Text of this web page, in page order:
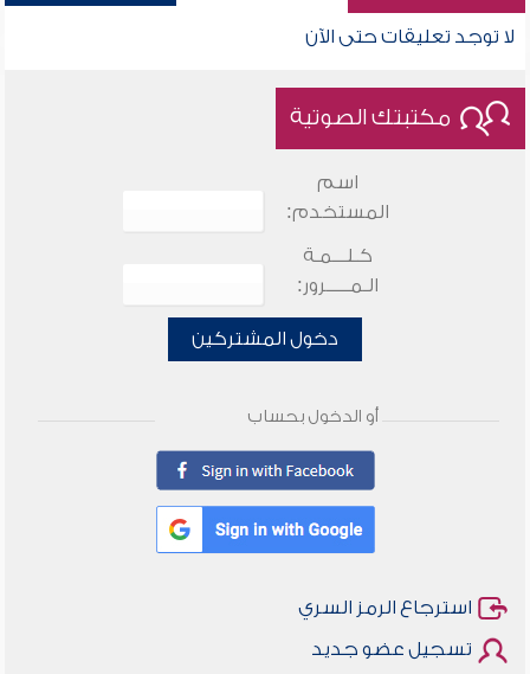
لا توجد تعليقات حتى الآن
مكتبتك الصوتية
اسم
المستخدم:
كـلـــمـة
الـمـــــرور:
دخول المشتركين
أو الدخول بحساب
استرجاع الرمز السري
تسجيل عضو جديد